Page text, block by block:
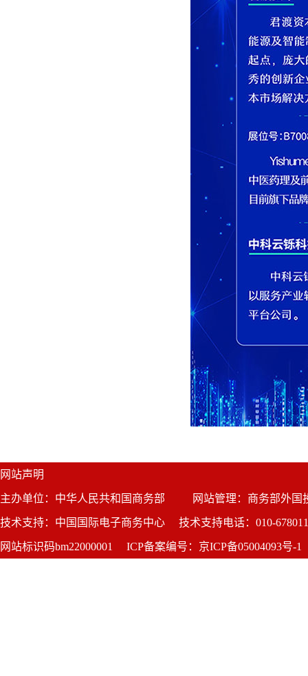
网站声明
主办单位：中华人民共和国商务部 网站管理：商务部外国
技术支持：中国国际电子商务中心 技术支持电话：010-
网站标识码bm22000001 ICP备案编号：京ICP备05004093号-1